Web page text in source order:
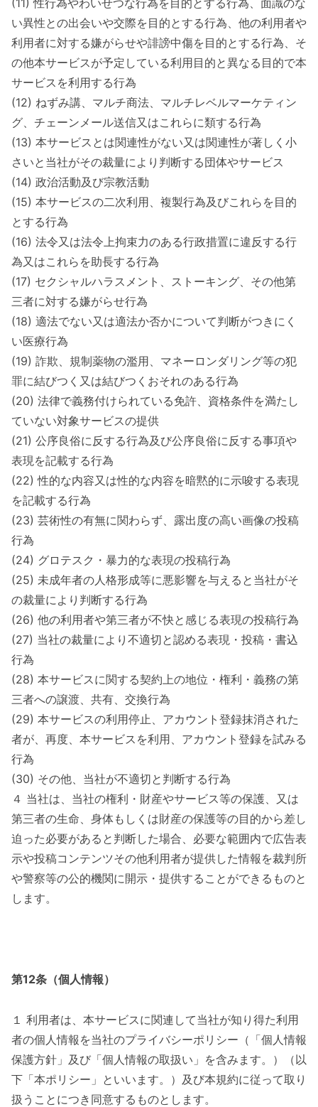
(11) 性行為やわいせつな行為を目的とする行為、面識のな
い異性との出会いや交際を目的とする行為、他の利用者や
利用者に対する嫌がらせや誹謗中傷を目的とする行為、そ
の他本サービスが予定している利用目的と異なる目的で本
サービスを利用する行為
(12) ねずみ講、マルチ商法、マルチレベルマーケティン
グ、チェーンメール送信又はこれらに類する行為
(13) 本サービスとは関連性がない又は関連性が著しく小
さいと当社がその裁量により判断する団体やサービス
(14) 政治活動及び宗教活動
(15) 本サービスの二次利用、複製行為及びこれらを目的
とする行為
(16) 法令又は法令上拘束力のある行政措置に違反する行
為又はこれらを助長する行為
(17) セクシャルハラスメント、ストーキング、その他第
三者に対する嫌がらせ行為
(18) 適法でない又は適法か否かについて判断がつきにく
い医療行為
(19) 詐欺、規制薬物の濫用、マネーロンダリング等の犯
罪に結びつく又は結びつくおそれのある行為
(20) 法律で義務付けられている免許、資格条件を満たし
ていない対象サービスの提供
(21) 公序良俗に反する行為及び公序良俗に反する事項や
表現を記載する行為
(22) 性的な内容又は性的な内容を暗黙的に示唆する表現
を記載する行為
(23) 芸術性の有無に関わらず、露出度の高い画像の投稿
行為
(24) グロテスク・暴力的な表現の投稿行為
(25) 未成年者の人格形成等に悪影響を与えると当社がそ
の裁量により判断する行為
(26) 他の利用者や第三者が不快と感じる表現の投稿行為
(27) 当社の裁量により不適切と認める表現・投稿・書込
行為
(28) 本サービスに関する契約上の地位・権利・義務の第
三者への譲渡、共有、交換行為
(29) 本サービスの利用停止、アカウント登録抹消された
者が、再度、本サービスを利用、アカウント登録を試みる
行為
(30) その他、当社が不適切と判断する行為
４ 当社は、当社の権利・財産やサービス等の保護、又は
第三者の生命、身体もしくは財産の保護等の目的から差し
迫った必要があると判断した場合、必要な範囲内で広告表
示や投稿コンテンツその他利用者が提供した情報を裁判所
や警察等の公的機関に開示・提供することができるものと
します。
第12条（個人情報）
１ 利用者は、本サービスに関連して当社が知り得た利用
者の個人情報を当社のプライバシーポリシー（「個人情報
保護方針」及び「個人情報の取扱い」を含みます。）（以
下「本ポリシー」といいます。）及び本規約に従って取り
扱うことにつき同意するものとします。